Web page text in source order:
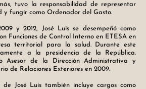
tuvo la responsabilidad de representar
y fungir como Ordenador del Gasto.
y 2012, José Luis se desempeñó como
Funciones de Control Interno en ETESA en
territorial para la salud. Durante este
a la presidencia de la República.
Asesor de la Dirección Administrativa y
de Relaciones Exteriores en 2009.
José Luis también incluye cargos como